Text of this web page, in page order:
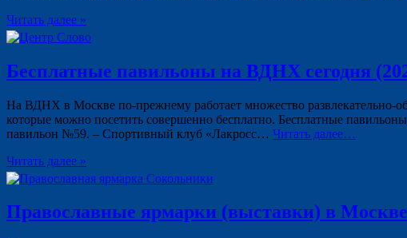
Читать далее »
Бесплатные павильоны на ВДНХ сегодня
На ВДНХ в Москве по-прежнему работает множество развлекательно-
которые можно посетить совершенно бесплатно. Бесплатные
павильон №59. – Спортивный клуб «Лакросс… Читать далее…
Читать далее »
Православные ярмарки (выставки) в